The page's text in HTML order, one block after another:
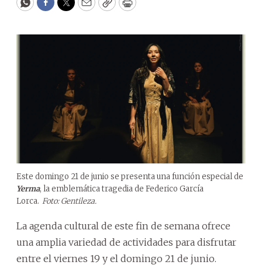
WhatsApp
Facebook
Twitter
EmailCopyPrint
Este domingo 21 de junio se presenta una función especial de
Yerma, la emblemática tragedia de Federico García
Lorca. Foto: Gentileza.
La agenda cultural de este fin de semana ofrece
una amplia variedad de actividades para disfrutar
entre el viernes 19 y el domingo 21 de junio.